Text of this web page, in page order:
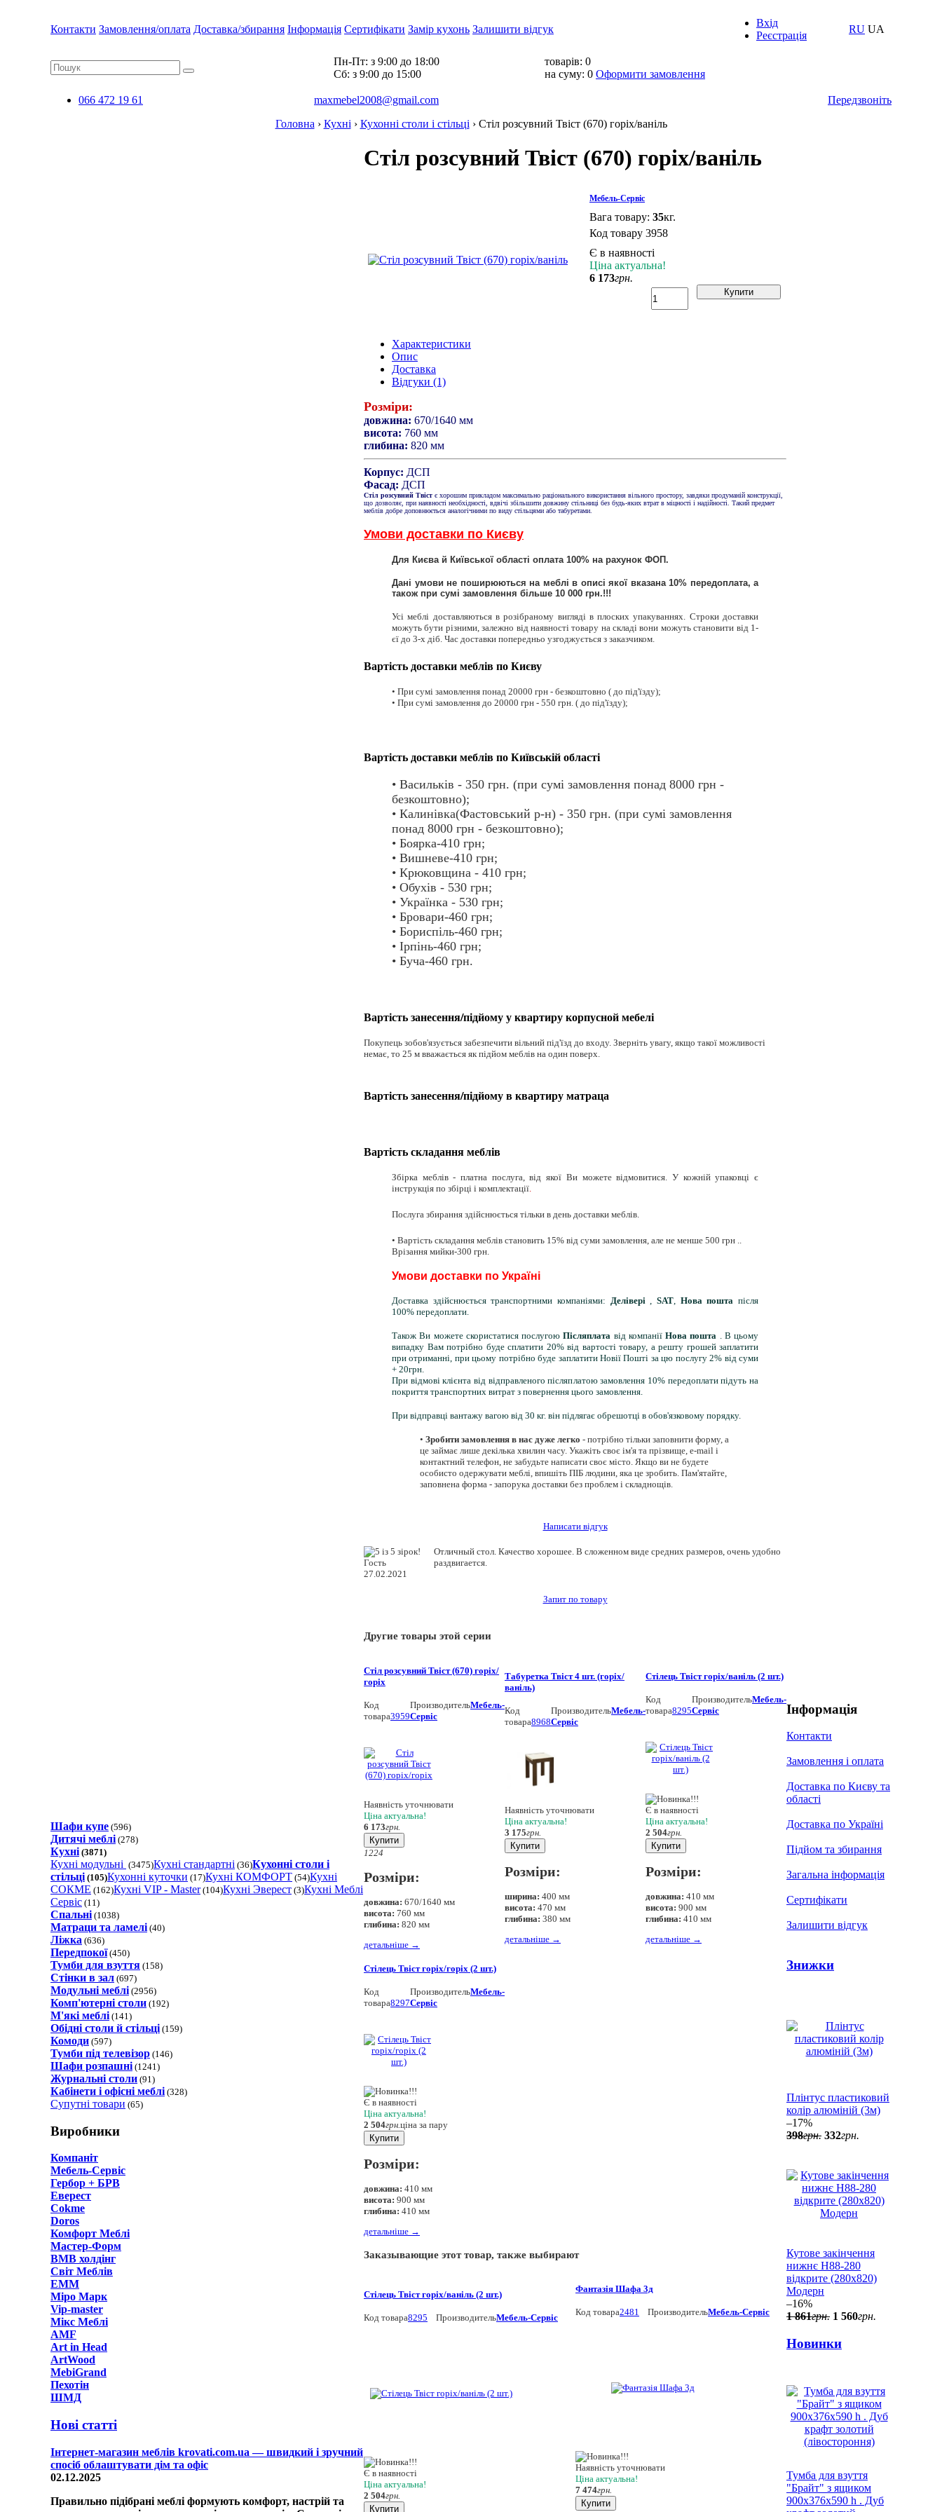
Контакти Замовлення/оплата Доставка/збирання Інформація Сертифікати Замір кухонь Залишити відгук
Вхід
Реєстрація
RU UA
Пн-Пт: з 9:00 до 18:00
Cб: з 9:00 до 15:00
товарів: 0
на суму: 0 Оформити замовлення
066 472 19 61 maxmebel2008@gmail.com
Передзвоніть
Головна › Кухні › Кухонні столи і стільці › Стіл розсувний Твіст (670) горіх/ваніль
Шафи купе (596)
Дитячі меблі(278)
Кухні(3871)
Кухні модульні (3475)Кухні стандартні (36)Кухонні столи і
стільці(105)Кухонні куточки (17)Кухнi КОМФОРТ (54)Кухнi
СОКМЕ (162)Кухнi VIP - Master(104)Кухнi Эверест (3)Кухнi Меблі
Сервіс (11)
Спальні(1038)
Матраци та ламелi(40)
Ліжка (636)
Передпокої(450)
Тумби для взуття (158)
Стінки в зал (697)
Модульні меблі(2956)
Комп'ютерні столи (192)
М'які меблі(141)
Обідні столи й стільці(159)
Комоди (597)
Тумби під телевізор (146)
Шафи розпашні(1241)
Журнальні столи (91)
Кабінети і офісні меблі(328)
Супутні товари (65)
Виробники
Компаніт
Мебель-Сервіс
Гербор + БРВ
Еверест
Cokme
Doros
Комфорт Меблi
Мастер-Форм
ВМВ холдінг
Світ Меблів
ЕММ
Міро Марк
Vip-master
Мікс Меблі
AMF
Art in Head
ArtWood
MebiGrand
Пехотін
ШМД
Нові статті
Інтернет-магазин меблів krovati.com.ua — швидкий і зручний
спосіб облаштувати дім та офіс
02.12.2025
Правильно підібрані меблі формують комфорт, настрій та
Стіл розсувний Твіст (670) горіх/ваніль
Мебель-Сервіс
Вага товару: 35кг.
Код товару 3958
Є в наявності
Ціна актуальна!
6 173грн.
Купити
Характеристики
Опис
Доставка
Відгуки (1)
Розміри:
довжина: 670/1640 мм
висота: 760 мм
глибина: 820 мм
Корпус: ДСП
Фасад: ДСП
Стіл розсувний Твіст є хорошим прикладом максимально раціонального використання вільного простору, завдяки продуманій конструкції,
що дозволяє, при наявності необхідності, вдвічі збільшити довжину стільниці без будь-яких втрат в міцності і надійності. Такий предмет
меблів добре доповнюється аналогічними по виду стільцями або табуретами.
Умови доставки по Києву
Для Києва й Київської області оплата 100% на рахунок ФОП.
Дані умови не поширюються на меблі в описі якої вказана 10% передоплата, а
також при сумі замовлення більше 10 000 грн.!!!
Усі меблі доставляються в розібраному вигляді в плоских упакуваннях. Строки доставки
можуть бути різними, залежно від наявності товару на складі вони можуть становити від 1-
єї до 3-х діб. Час доставки попередньо узгоджується з заказчиком.
Вартість доставки меблів по Києву
• При сумі замовлення понад 20000 грн - безкоштовно ( до під'їзду);
• При сумі замовлення до 20000 грн - 550 грн. ( до під'їзду);
Вартість доставки меблів по Київській області
• Васильків - 350 грн. (при сумі замовлення понад 8000 грн -
безкоштовно);
• Калинівка(Фастовський р-н) - 350 грн. (при сумі замовлення
понад 8000 грн - безкоштовно);
• Боярка-410 грн;
• Вишневе-410 грн;
• Крюковщина - 410 грн;
• Обухів - 530 грн;
• Українка - 530 грн;
• Бровари-460 грн;
• Бориспіль-460 грн;
• Ірпінь-460 грн;
• Буча-460 грн.
Вартість занесення/підйому у квартиру корпусной мебелі
Покупець зобов'язується забезпечити вільний під'їзд до входу. Зверніть увагу, якщо такої можливості
немає, то 25 м вважається як підйом меблів на один поверх.
Вартість занесення/підйому в квартиру матраца
Вартість складання меблів
Збірка меблів - платна послуга, від якої Ви можете відмовитися. У кожній упаковці є
інструкція по збірці і комплектації.
Послуга збирання здійснюється тільки в день доставки меблів.
• Вартість складання меблів становить 15% від суми замовлення, але не менше 500 грн ..
Врізання мийки-300 грн.
Умови доставки по Україні
Доставка здійснюється транспортними компаніями: Делівері,SAT, Нова поштапісля
100% передоплати.
Також Ви можете скористатися послугоюПісляплата від компанії Нова пошта . В цьому
випадку Вам потрібно буде сплатити 20% від вартості товару, а решту грошей заплатити
при отриманні, при цьому потрібно буде заплатити Новії Пошті за цю послугу 2% від суми
+ 20грн.
При відмові клієнта від відправленого післяплатою замовлення 10% передоплати підуть на
покриття транспортних витрат з повернення цього замовлення.
При відправці вантажу вагою від 30 кг. він підлягає обрешотці в обов'язковому порядку.
• Зробити замовлення в нас дуже легко - потрібно тільки заповнити форму, а
це займає лише декілька хвилин часу. Укажіть своє ім'я та прізвище, e-mail і
контактний телефон, не забудьте написати своє місто. Якщо ви не будете
особисто одержувати меблі, впишіть ПІБ людини, яка це зробить. Пам'ятайте,
заповнена форма - запорука доставки без проблем і складнощів.
Написати відгук
Гость
27.02.2021
Отличный стол. Качество хорошее. В сложенном виде средних размеров, очень удобно
раздвигается.
Запит по товару
Другие товары этой серии
Стіл розсувний Твіст (670) горіх/
горіх
Код
товара3959
ПроизводительМебель-
Сервіс
Наявність уточнювати
Ціна актуальна!
6 173грн.
Купити
1224
Розміри:
довжина: 670/1640 мм
висота: 760 мм
глибина: 820 мм
детальніше →
Табуретка Твіст 4 шт. (горіх/
ваніль)
Код
товара8968
ПроизводительМебель-
Сервіс
Наявність уточнювати
Ціна актуальна!
3 175грн.
Купити
Розміри:
ширина: 400 мм
висота: 470 мм
глибина: 380 мм
детальніше →
Стілець Твіст горіх/ваніль (2 шт.)
Код
товара8295
ПроизводительМебель-
Сервіс
Є в наявності
Ціна актуальна!
2 504грн.
Купити
Розміри:
довжина: 410 мм
висота: 900 мм
глибина: 410 мм
детальніше →
Стілець Твіст горіх/горіх (2 шт.)
Код
товара8297
ПроизводительМебель-
Сервіс
Є в наявності
Ціна актуальна!
2 504грн. ціна за пару
Купити
Розміри:
довжина: 410 мм
висота: 900 мм
глибина: 410 мм
детальніше →
Заказывающие этот товар, также выбирают
Стілець Твіст горіх/ваніль (2 шт.)
Код товара8295 ПроизводительМебель-Сервіс
Є в наявності
Ціна актуальна!
2 504грн.
Купити
Фантазія Шафа 3д
Код товара2481 ПроизводительМебель-Сервіс
Наявність уточнювати
Ціна актуальна!
7 474грн.
Купити
Інформація
Контакти
Замовлення і оплата
Доставка по Києву та
області
Доставка по Україні
Підйом та збирання
Загальна інформація
Сертифікати
Залишити відгук
Знижки
Плінтус пластиковий
колір алюміній (3м)
–17%
398грн. 332грн.
Кутове закінчення
нижнє Н88-280
відкрите (280x820)
Модерн
–16%
1 861грн. 1 560грн.
Новинки
Тумба для взуття
"Брайт" з ящиком
900х376х590 h . Дуб